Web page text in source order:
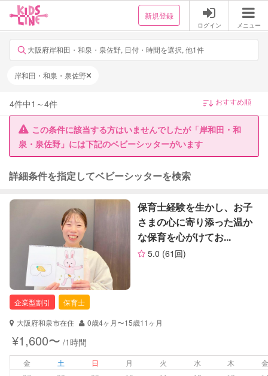
新規登録
ログイン メニュー
大阪府岸和田・和泉・泉佐野, 日付・時間を選択, 他1件
岸和田・和泉・泉佐野
4件中1 ～4件
この条件に該当する方はいませんでしたが「岸和田・和
泉・泉佐野」には下記のベビーシッターがいます
詳細条件を指定してベビーシッターを検索
保育士経験を生かし、お子
さまの心に寄り添った温か
な保育を心がけてお...
5.0 (61回)
企業型割引
保育士
大阪府和泉市在住
0歳4ヶ月〜15歳11ヶ月
¥1,600〜 /1時間
金 土 日 月 火 水 木